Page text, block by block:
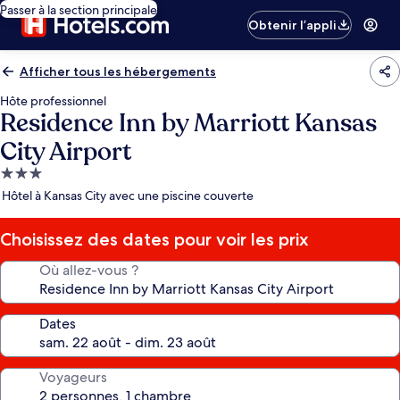
Passer à la section principale
Obtenir l’appli
Afficher tous les hébergements
Hôte professionnel
Residence Inn by Marriott Kansas
City Airport
Hébergement
3.0 étoiles
Hôtel à Kansas City avec une piscine couverte
Choisissez des dates pour voir les prix
Où allez-vous ?
Dates
Voyageurs